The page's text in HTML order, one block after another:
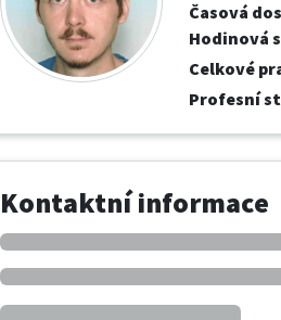
Časová
Hodinová
Celkové
Profesní
Kontaktní informace